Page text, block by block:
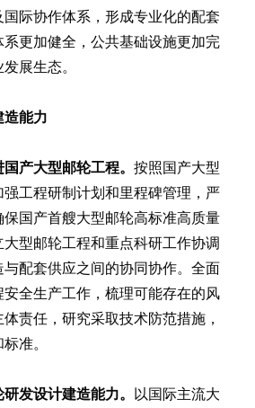
际协作体系，形成专业化的配套
更加健全，公共基础设施更加完
展生态。
造能力
国产大型邮轮工程。 按照国产大型
工程研制计划和里程碑管理，严
国产首艘大型邮轮高标准高质量
型邮轮工程和重点科研工作协调
配套供应之间的协同协作。全面
全生产工作，梳理可能存在的风
责任，研究采取技术防范措施，
准。
研发设计建造能力。
以国际主流大